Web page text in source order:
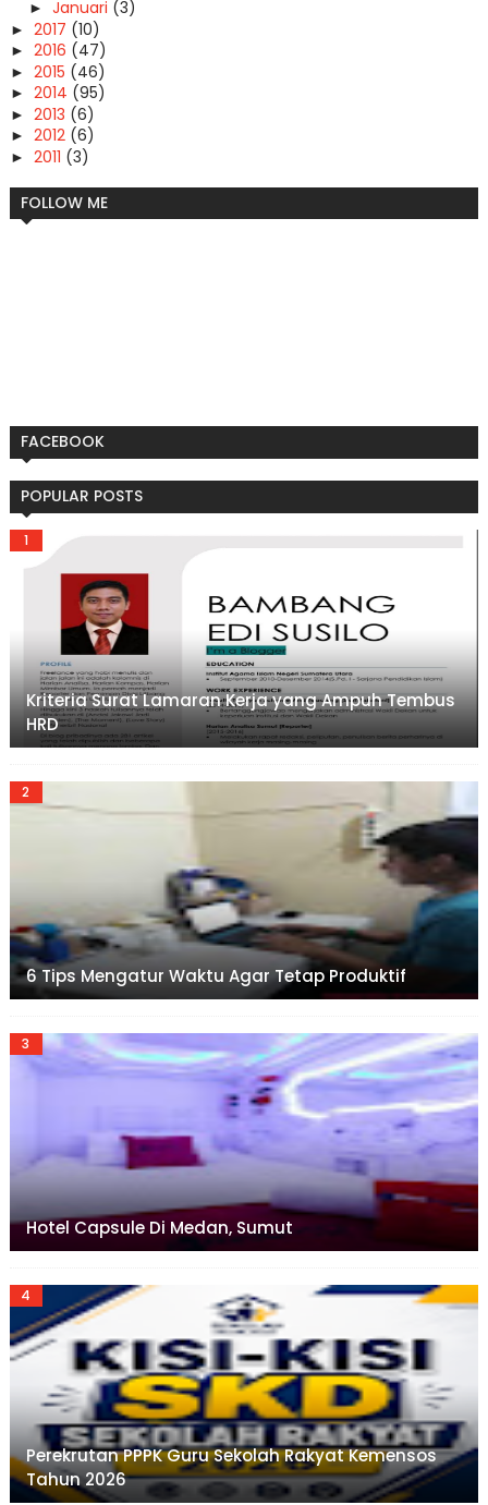
► Januari (3)
► 2017 (10)
► 2016 (47)
► 2015 (46)
► 2014 (95)
► 2013 (6)
► 2012 (6)
► 2011 (3)
FOLLOW ME
FACEBOOK
POPULAR POSTS
Kriteria Surat Lamaran Kerja yang Ampuh Tembus
HRD
6 Tips Mengatur Waktu Agar Tetap Produktif
Hotel Capsule Di Medan, Sumut
Perekrutan PPPK Guru Sekolah Rakyat Kemensos
Tahun 2026